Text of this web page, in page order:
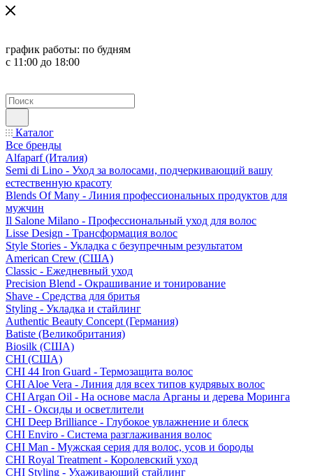
график работы: по будням
с 11:00 до 18:00
Каталог
Все бренды
Alfaparf (Италия)
Semi di Lino - Уход за волосами, подчеркивающий вашу
естественную красоту
Blends Of Many - Линия профессиональных продуктов для
мужчин
Il Salone Milano - Профессиональный уход для волос
Lisse Design - Трансформация волос
Style Stories - Укладка с безупречным результатом
American Crew (США)
Classic - Ежедневный уход
Precision Blend - Окрашивание и тонирование
Shave - Средства для бритья
Styling - Укладка и стайлинг
Authentic Beauty Concept (Германия)
Batiste (Великобритания)
Biosilk (США)
CHI (США)
CHI 44 Iron Guard - Термозащита волос
CHI Aloe Vera - Линия для всех типов кудрявых волос
CHI Argan Oil - На основе масла Арганы и дерева Моринга
CHI - Оксиды и осветлители
CHI Deep Brilliance - Глубокое увлажнение и блеск
CHI Enviro - Система разглаживания волос
CHI Man - Мужская серия для волос, усов и бороды
CHI Royal Treatment - Королевский уход
CHI Styling - Ухаживающий стайлинг